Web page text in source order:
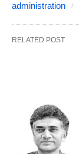
administration
RELATED POST